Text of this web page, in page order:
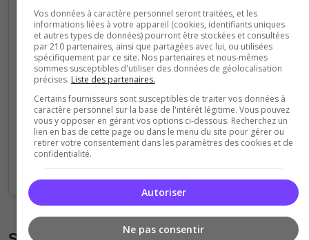
0
1
3
12h 14h 16h 18h 20h 22h 00h 02h 04h 06h 08h 10h 12h
Vos données à caractère personnel seront traitées, et les
informations liées à votre appareil (cookies, identifiants uniques
et autres types de données) pourront être stockées et consultées
par 210 partenaires, ainsi que partagées avec lui, ou utilisées
spécifiquement par ce site. Nos partenaires et nous-mêmes
sommes susceptibles d'utiliser des données de géolocalisation
précises. Liste des partenaires.
Certains fournisseurs sont susceptibles de traiter vos données à
caractère personnel sur la base de l'intérêt légitime. Vous pouvez
vous y opposer en gérant vos options ci-dessous. Recherchez un
lien en bas de cette page ou dans le menu du site pour gérer ou
retirer votre consentement dans les paramètres des cookies et de
confidentialité.
Autoriser
Ne pas consentir